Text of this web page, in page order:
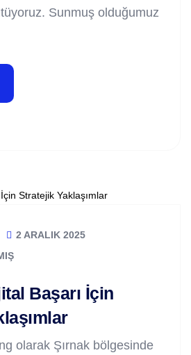
Sunmuş olduğumuz
2 ARALIK 2025
Başarı İçin
olarak Şırnak bölgesinde